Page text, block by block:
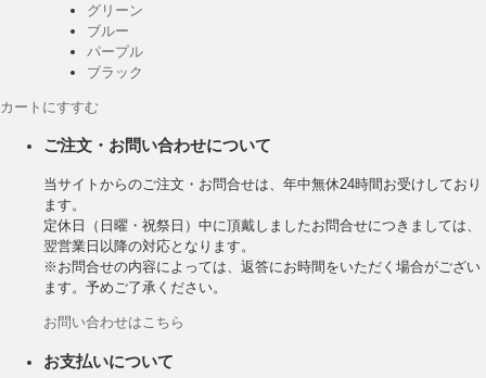
グリーン
ブルー
パープル
ブラック
カートにすすむ
ご注文・お問い合わせについて
当サイトからのご注文・お問合せは、年中無休24時間お受けしており
ます。
定休日（日曜・祝祭日）中に頂戴しましたお問合せにつきましては、
翌営業日以降の対応となります。
※お問合せの内容によっては、返答にお時間をいただく場合がござい
ます。予めご了承ください。
お問い合わせはこちら
お支払いについて